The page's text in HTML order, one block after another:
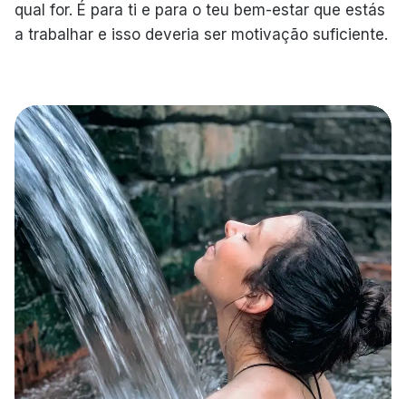
qual for. É para ti e para o teu bem-estar que estás
a trabalhar e isso deveria ser motivação suficiente.